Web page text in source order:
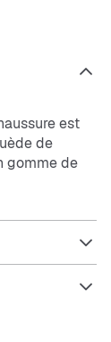
est
de
gomme de